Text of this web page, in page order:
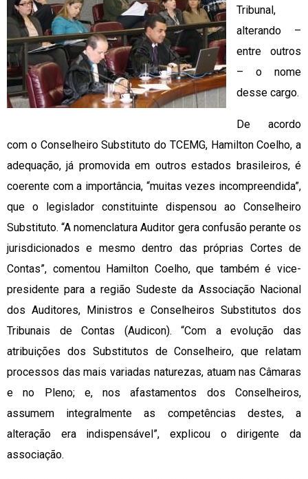
Tribunal,
alterando –
entre outros
– o nome
desse cargo.
De acordo
com o Conselheiro Substituto do TCEMG, Hamilton Coelho, a
adequação, já promovida em outros estados brasileiros, é
coerente com a importância, “muitas vezes incompreendida”,
que o legislador constituinte dispensou ao Conselheiro
Substituto. “A nomenclatura Auditor gera confusão perante os
jurisdicionados e mesmo dentro das próprias Cortes de
Contas”, comentou Hamilton Coelho, que também é vice-
presidente para a região Sudeste da Associação Nacional
dos Auditores, Ministros e Conselheiros Substitutos dos
Tribunais de Contas (Audicon). “Com a evolução das
atribuições dos Substitutos de Conselheiro, que relatam
processos das mais variadas naturezas, atuam nas Câmaras
e no Pleno; e, nos afastamentos dos Conselheiros,
assumem integralmente as competências destes, a
alteração era indispensável”, explicou o dirigente da
associação.